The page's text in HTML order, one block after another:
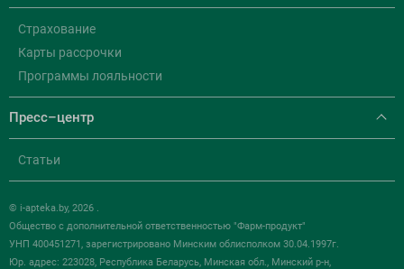
Страхование
Карты рассрочки
Программы лояльности
Пресс–центр
Статьи
© i-apteka.by, 2026 .
Общество с дополнительной ответственностью "Фарм-продукт"
УНП 400451271, зарегистрировано Минским облисполком 30.04.1997г.
Юр. адрес: 223028, Республика Беларусь, Минская обл., Минский р-н,